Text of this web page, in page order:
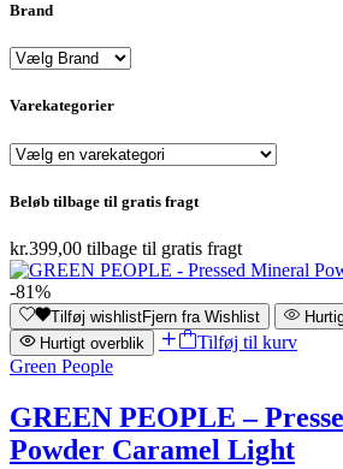
Brand
Varekategorier
Beløb tilbage til gratis fragt
kr.399,00 tilbage til gratis fragt
-81%
Tilføj wishlistFjern fra Wishlist
Hurtigt overblik
Tilføj til kurv
Green People
GREEN PEOPLE –
Powder Caramel Light